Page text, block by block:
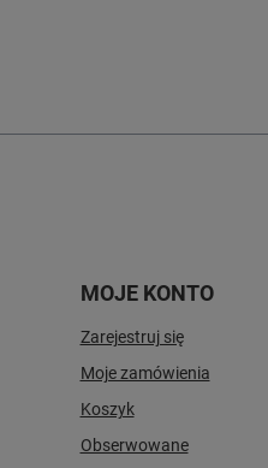
MOJE KONTO
Zarejestruj się
Moje zamówienia
Koszyk
Obserwowane